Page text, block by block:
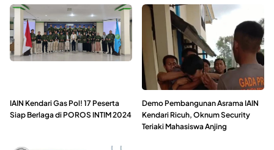
IAIN Kendari Gas Pol! 17 Peserta
Siap Berlaga di POROS INTIM 2024
Demo Pembangunan Asrama IAIN
Kendari Ricuh, Oknum Security
Teriaki Mahasiswa Anjing